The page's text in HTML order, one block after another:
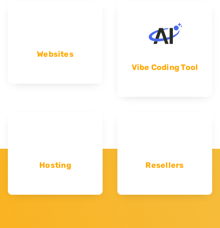
Websites
Vibe Coding Tool
Hosting Resellers